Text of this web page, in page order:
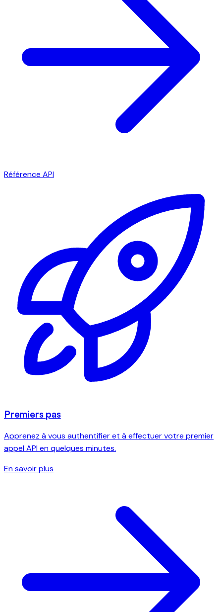
Référence API
Premiers pas
Apprenez à vous authentifier et à effectuer votre premier
appel API en quelques minutes.
En savoir plus